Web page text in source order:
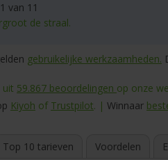
van 11
de straal.
gebruikelijke werkzaamheden.
uit 59.867 beoordelingen op onze
Kiyoh of Trustpilot. | Winnaar
Top 10 tarieven Voordelen